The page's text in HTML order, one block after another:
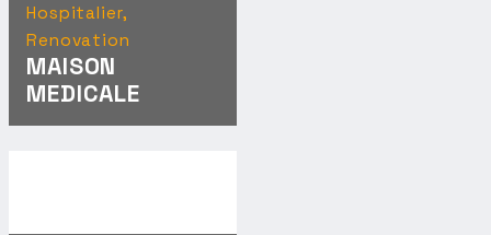
Hospitalier,
Renovation
MAISON
MEDICALE